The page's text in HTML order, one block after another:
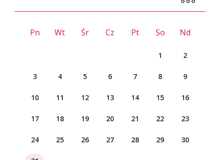
Pn Wt Śr Cz Pt So Nd
1 2
3 4 5 6 7 8 9
10 11 12 13 14 15 16
17 18 19 20 21 22 23
24 25 26 27 28 29 30